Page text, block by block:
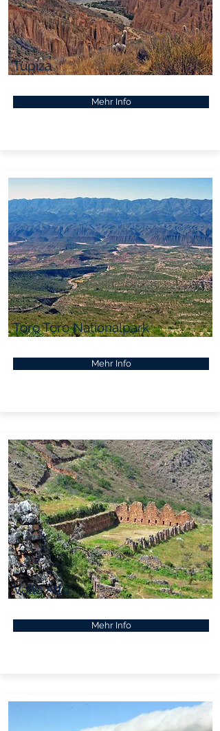
Tupiza
Mehr Info
Toro Toro Nationalpark
Mehr Info
Valle Alto
Mehr Info